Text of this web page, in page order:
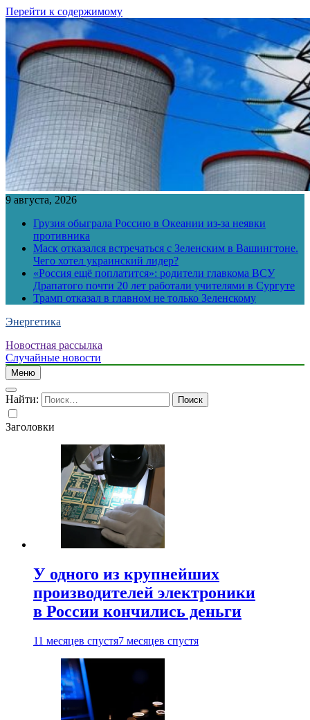
Перейти к содержимому
9 августа, 2026
Грузия обыграла Россию в Океании из-за неявки
противника
Маск отказался встречаться с Зеленским в Вашингтоне.
Чего хотел украинский лидер?
«Россия ещё поплатится»: родители главкома ВСУ
Драпатого почти 20 лет работали учителями в Сургуте
Трамп отказал в главном не только Зеленскому
Энергетика
Новостная рассылка
Случайные новости
Меню
Найти:
Заголовки
У одного из крупнейших
производителей электроники
в России кончились деньги
11 месяцев спустя7 месяцев спустя